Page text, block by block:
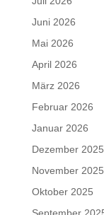
Juni 2026
Mai 2026
April 2026
März 2026
Februar 2026
Januar 2026
Dezember 2025
November 2025
Oktober 2025